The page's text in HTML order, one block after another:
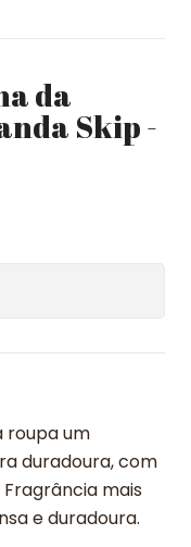
da
Skip -
roupa um
duradoura, com
mais
e duradoura.